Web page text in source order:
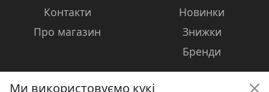
Контакти
Про магазин
Новинки
Знижки
Бренди
Ми використовуємо кукі